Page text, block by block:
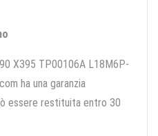
X395 TP00106A L18M6P-
ha una garanzia
essere restituita entro 30